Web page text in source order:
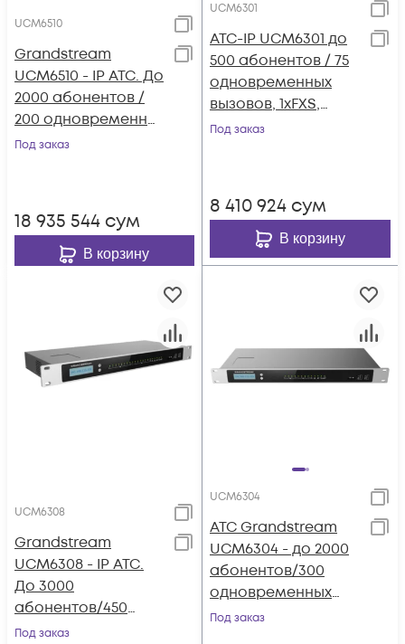
UCM6510
Grandstream
UCM6510 - IP ATC. До
2000 абонентов /
200 одновременных
вызовов, до 8
Под заказ
18 935 544 сум
В корзину
UCM6301
АТС-IP UCM6301 до
500 абонентов / 75
одновременных
вызовов, 1хFXS,
1xFXO, 1xWAN, 1xLAN
Под заказ
8 410 924 сум
В корзину
UCM6308
Grandstream
UCM6308 - IP ATC.
До 3000
абонентов/450
одновременных
Под заказ
UCM6304
АТС Grandstream
UCM6304 - до 2000
абонентов/300
одновременных
вызовов, до 200
Под заказ